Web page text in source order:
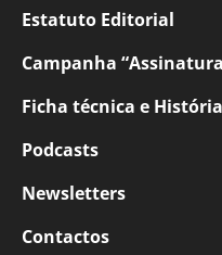
Estatuto Editorial
Campanha
Ficha técnica e História
Podcasts
Newsletters
Contactos